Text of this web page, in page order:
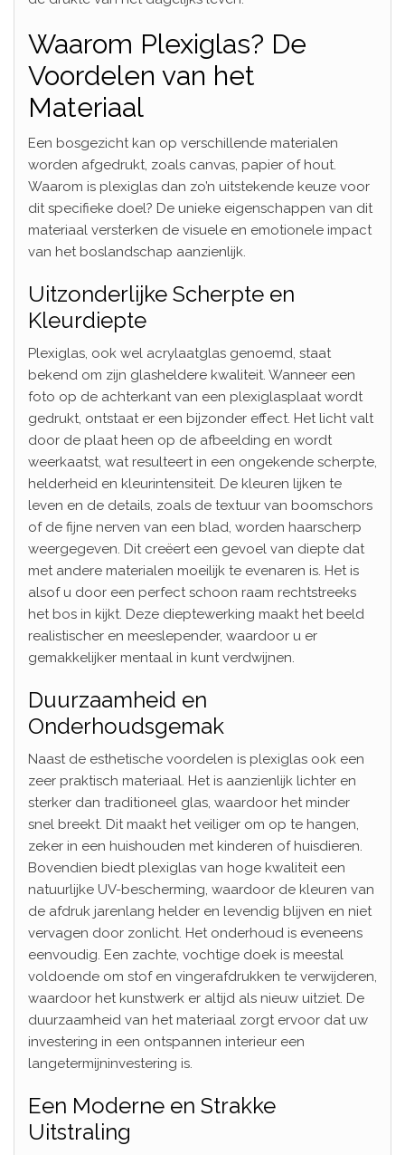
Waarom Plexiglas? De
Voordelen van het
Materiaal
Een bosgezicht kan op verschillende materialen
worden afgedrukt, zoals canvas, papier of hout.
Waarom is plexiglas dan zo’n uitstekende keuze voor
dit specifieke doel? De unieke eigenschappen van dit
materiaal versterken de visuele en emotionele impact
van het boslandschap aanzienlijk.
Uitzonderlijke Scherpte en
Kleurdiepte
Plexiglas, ook wel acrylaatglas genoemd, staat
bekend om zijn glasheldere kwaliteit. Wanneer een
foto op de achterkant van een plexiglasplaat wordt
gedrukt, ontstaat er een bijzonder effect. Het licht valt
door de plaat heen op de afbeelding en wordt
weerkaatst, wat resulteert in een ongekende scherpte,
helderheid en kleurintensiteit. De kleuren lijken te
leven en de details, zoals de textuur van boomschors
of de fijne nerven van een blad, worden haarscherp
weergegeven. Dit creëert een gevoel van diepte dat
met andere materialen moeilijk te evenaren is. Het is
alsof u door een perfect schoon raam rechtstreeks
het bos in kijkt. Deze dieptewerking maakt het beeld
realistischer en meeslepender, waardoor u er
gemakkelijker mentaal in kunt verdwijnen.
Duurzaamheid en
Onderhoudsgemak
Naast de esthetische voordelen is plexiglas ook een
zeer praktisch materiaal. Het is aanzienlijk lichter en
sterker dan traditioneel glas, waardoor het minder
snel breekt. Dit maakt het veiliger om op te hangen,
zeker in een huishouden met kinderen of huisdieren.
Bovendien biedt plexiglas van hoge kwaliteit een
natuurlijke UV-bescherming, waardoor de kleuren van
de afdruk jarenlang helder en levendig blijven en niet
vervagen door zonlicht. Het onderhoud is eveneens
eenvoudig. Een zachte, vochtige doek is meestal
voldoende om stof en vingerafdrukken te verwijderen,
waardoor het kunstwerk er altijd als nieuw uitziet. De
duurzaamheid van het materiaal zorgt ervoor dat uw
investering in een ontspannen interieur een
langetermijninvestering is.
Een Moderne en Strakke
Uitstraling